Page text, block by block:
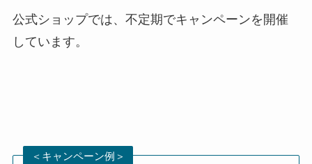
公式ショップでは、不定期でキャンペーンを開催
しています。
＜キャンペーン例＞